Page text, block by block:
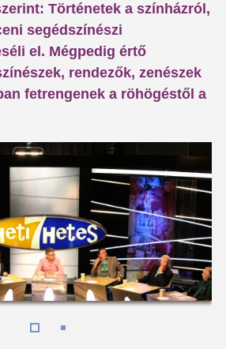
Történetek a színházról,
segédszínészi
el. Mégpedig értő
rendezők, zenészek
fetrengenek a röhögéstől a